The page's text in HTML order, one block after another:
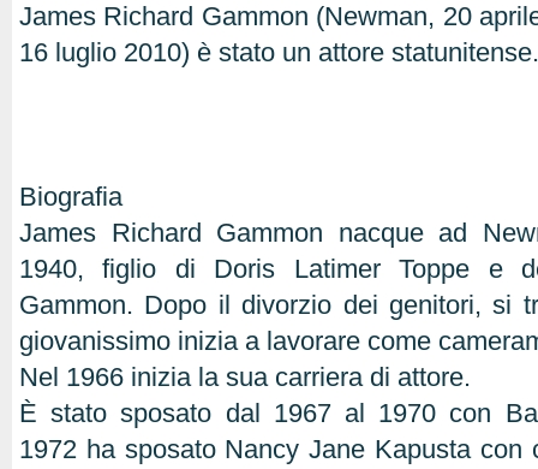
James Richard Gammon (Newman, 20
16 luglio 2010) è stato un attore statunitense.
Biografia
James Richard Gammon nacque ad
1940, figlio di Doris Latimer Toppe e
Gammon. Dopo il divorzio dei genitori, si
giovanissimo inizia a lavorare come
Nel 1966 inizia la sua carriera di attore.
È stato sposato dal 1967 al 1970 con
1972 ha sposato Nancy Jane Kapusta con